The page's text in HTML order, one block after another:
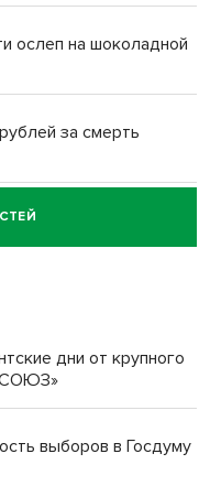
ослеп на шоколадной
за смерть
за смерть
дни от крупного
выборов в Госдуму